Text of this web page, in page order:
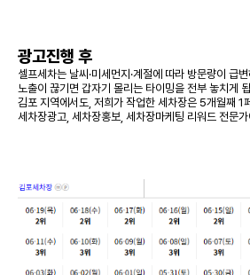
광고진행 후
셀프세차는 날씨·미세먼지·계절에 따라 방문량이 급
노출이 끊기면 갑자기 몰리는 타이밍을 전부 놓치게
김포 지역에서도, 저희가 작업한 세차장은 5개월째 1
세차장광고, 세차장홍보, 세차장마케팅 리워드 전문